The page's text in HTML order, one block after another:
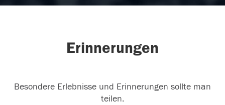
Erinnerungen
Besondere Erlebnisse und Erinnerungen sollte man
teilen.